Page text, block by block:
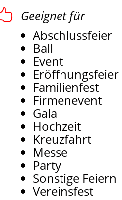
Geeignet für
Abschlussfeier
Ball
Event
Eröffnungsfeier
Familienfest
Firmenevent
Gala
Hochzeit
Kreuzfahrt
Messe
Party
Sonstige Feiern
Vereinsfest